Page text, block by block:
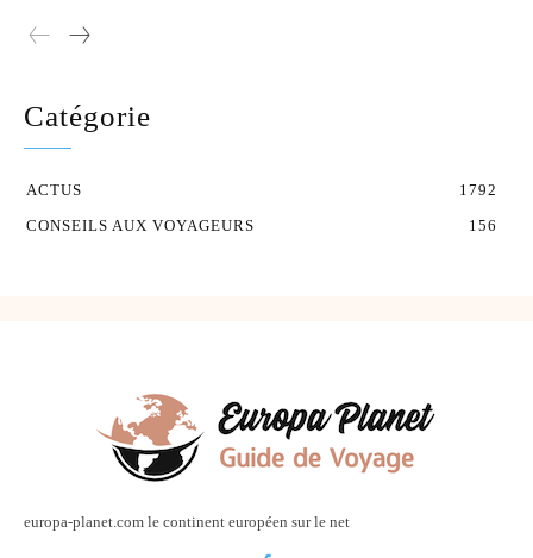
Catégorie
ACTUS
1792
CONSEILS AUX VOYAGEURS
156
europa-planet.com le continent européen sur le net